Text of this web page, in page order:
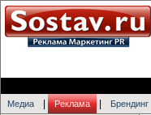
Медиа Реклама Брендинг